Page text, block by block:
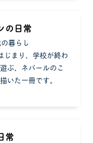
の日常
暮らし
じまり、学校が終わ
ぶ、ネパールのこ
いた一冊です。
常